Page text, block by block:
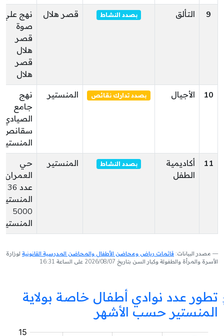
9
التألق بصدد النشاط قصر هلال
نهج علي
صوة
قصر
هلال
قصر
هلال
10
الأجيال بصدد تدارك نقائص المنستير
نهج
جامع
الصيادي
سقانص
المنستير
11
أكاديمية
الطفل
بصدد النشاط المنستير
حي
العمران
عدد 36
المنستير
5000
المنستير
مصدر البيانات: قائمات رياض ومحاضن الأطفال والمحاضن المدرسية القانونية لوزارة
الأسرة والمرأة والطفولة وكبار السن بتاريخ 2026/08/07 على الساعة 16:31
تطور عدد نوادي أطفال خاصة بولاية
المنستير حسب الأشهر
نادي